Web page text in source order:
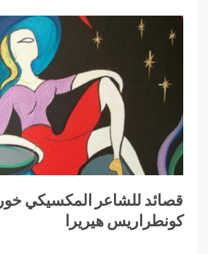
قصائد للشاعر المكسيكي
كونطراريس هيريرا